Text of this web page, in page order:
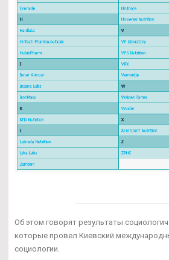
Об этом говорят результаты
которые провел Киевский
социологии.